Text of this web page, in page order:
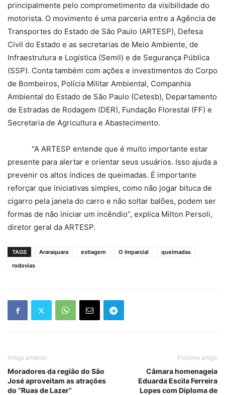
principalmente pelo comprometimento da visibilidade do
motorista. O movimento é uma parceria entre a Agência de
Transportes do Estado de São Paulo (ARTESP), Defesa
Civil do Estado e as secretarias de Meio Ambiente, de
Infraestrutura e Logística (Semil) e de Segurança Pública
(SSP). Conta também com ações e investimentos do Corpo
de Bombeiros, Polícia Militar Ambiental, Companhia
Ambiental do Estado de São Paulo (Cetesb), Departamento
de Estradas de Rodagem (DER), Fundação Florestal (FF) e
Secretaria de Agricultura e Abastecimento.
“A ARTESP entende que é muito importante estar
presente para alertar e orientar seus usuários. Isso ajuda a
prevenir os altos índices de queimadas. É importante
reforçar que iniciativas simples, como não jogar bituca de
cigarro pela janela do carro e não soltar balões, podem ser
formas de não iniciar um incêndio”, explica Milton Persoli,
diretor geral da ARTESP.
TAGS Araraquara estiagem O Imparcial
queimadas
rodovias
Artigo anterior
Moradores da região do São
José aproveitam as atrações
do “Ruas de Lazer”
Próximo artigo
Câmara homenageia
Eduarda Escila Ferreira
Lopes com Diploma de